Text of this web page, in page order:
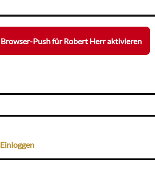
Browser-Push für Robert Herr aktivieren
Einloggen